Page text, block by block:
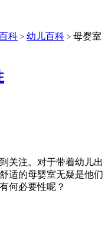
科 > 幼儿百科 > 母婴室
关注。对于带着幼儿出
适的母婴室无疑是他们
何必要性呢？